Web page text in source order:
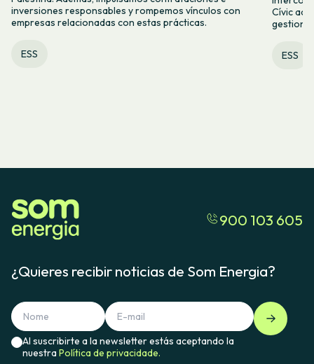
inversiones responsables y rompemos vínculos con
empresas relacionadas con estas prácticas.
ESS
Cívic
ESS
900 103 605
¿Quieres recibir noticias de Som Energia?
Al suscribirte a la newsletter estás aceptando la
nuestraPolítica de privacidade.